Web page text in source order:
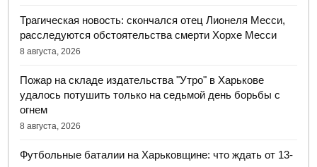
Трагическая новость: скончался отец Лионеля Месси,
расследуются обстоятельства смерти Хорхе Месси
8 августа, 2026
Пожар на складе издательства "Утро" в Харькове
удалось потушить только на седьмой день борьбы с
огнем
8 августа, 2026
Футбольные баталии на Харьковщине: что ждать от 13-